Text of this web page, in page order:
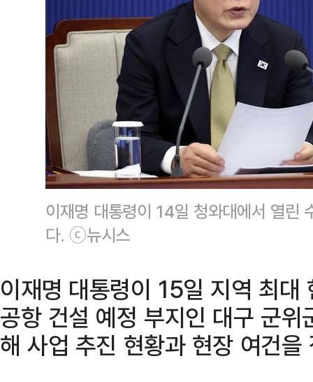
이재명 대통령이 14일 청와대에서 열린
다. ⓒ뉴시스
이재명 대통령이 15일 지역 최대
공항 건설 예정 부지인 대구 군
해 사업 추진 현황과 현장 여건을